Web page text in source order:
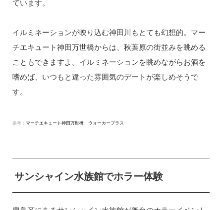
ています。
イルミネーションが映り込む神田川もとても幻想的。マー
チエキュート神田万世橋からは、秋葉原の街並みを眺める
こともできますよ。イルミネーションを眺めながらお酒を
嗜めば、いつもと違った雰囲気のデートが楽しめそうで
す。
参考： マーチエキュート神田万世橋、 ウォーカープラス
サンシャイン水族館でホラー体験